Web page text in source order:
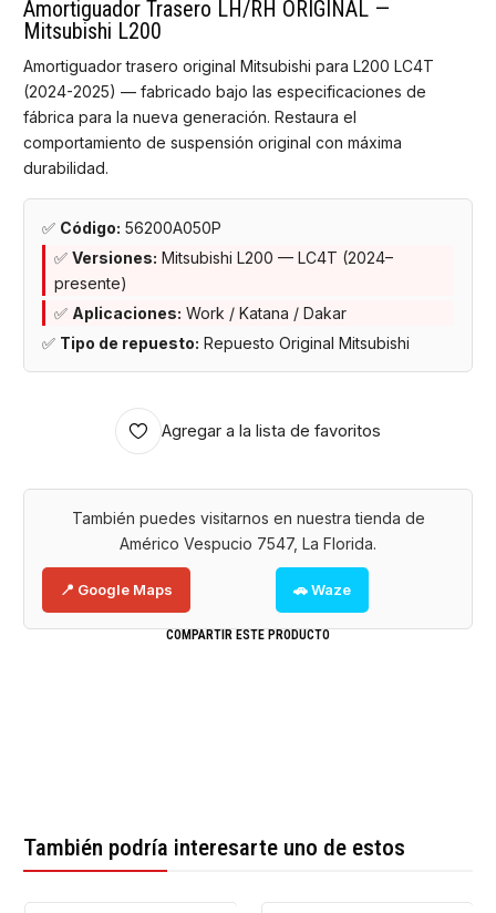
Amortiguador Trasero LH/RH ORIGINAL —
Mitsubishi L200
Amortiguador trasero original Mitsubishi para L200 LC4T
(2024-2025) — fabricado bajo las especificaciones de
fábrica para la nueva generación. Restaura el
comportamiento de suspensión original con máxima
durabilidad.
✅ Código: 56200A050P
✅ Versiones: Mitsubishi L200 — LC4T (2024–
presente)
✅ Aplicaciones: Work / Katana / Dakar
✅ Tipo de repuesto: Repuesto Original Mitsubishi
Agregar a la lista de favoritos
También puedes visitarnos en nuestra tienda de
Américo Vespucio 7547, La Florida.
📍 Google Maps 🚗 Waze
COMPARTIR ESTE PRODUCTO
También podría interesarte uno de estos